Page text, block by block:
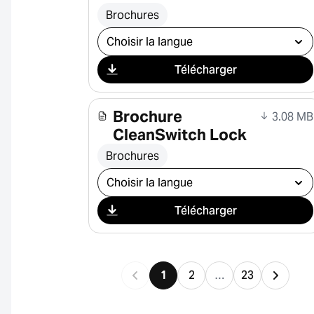
Brochures
Sélectionner le téléchargement
Télécharger
Brochure
CleanSwitch Lock
3.08 MB
Brochures
Sélectionner le téléchargement
Télécharger
1 2 … 23